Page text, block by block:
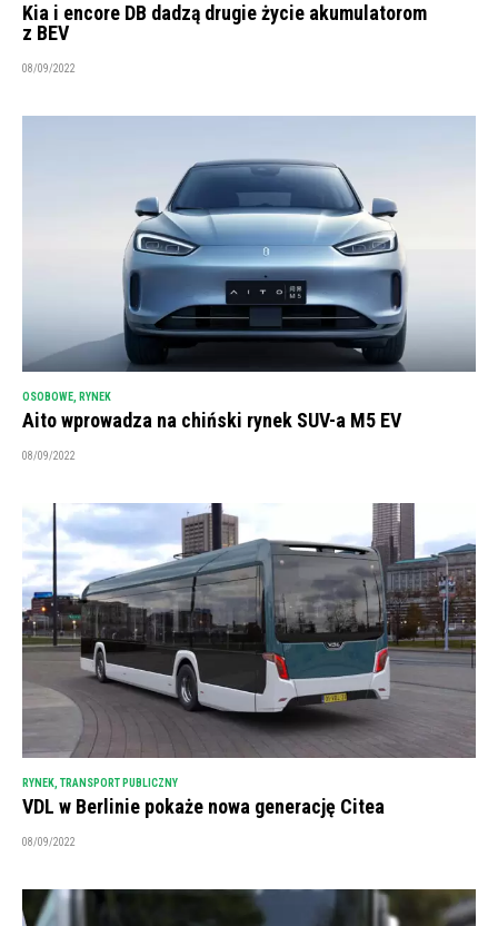
Kia i encore DB dadzą drugie życie akumulatorom
z BEV
08/09/2022
OSOBOWE RYNEK
Aito wprowadza na chiński rynek SUV-a M5 EV
08/09/2022
RYNEK, TRANSPORT PUBLICZNY
VDL w Berlinie pokaże nowa generację Citea
08/09/2022